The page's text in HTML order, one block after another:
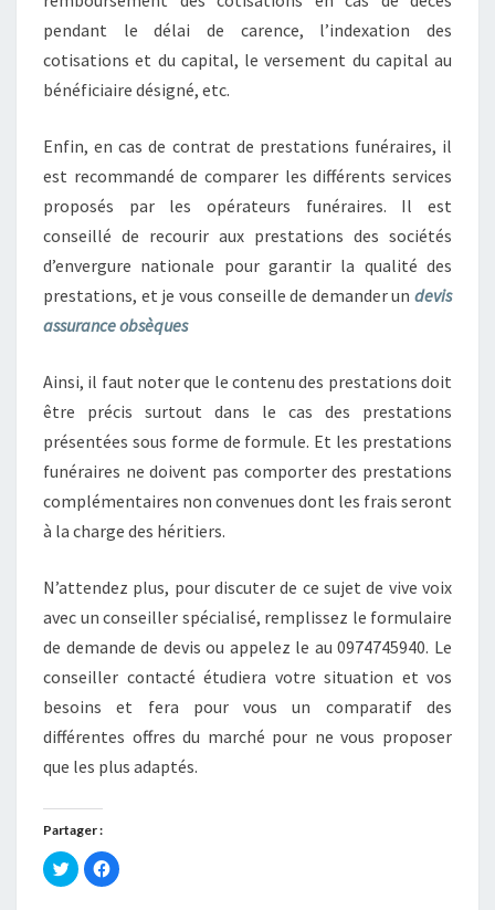
pendant le délai de carence, l’indexation des
cotisations et du capital, le versement du capital au
bénéficiaire désigné, etc.
Enfin, en cas de contrat de prestations funéraires, il
est recommandé de comparer les différents services
proposés par les opérateurs funéraires. Il est
conseillé de recourir aux prestations des sociétés
d’envergure nationale pour garantir la qualité des
prestations, et je vous conseille de demander un devis
assurance obsèques
Ainsi, il faut noter que le contenu des prestations doit
être précis surtout dans le cas des prestations
présentées sous forme de formule. Et les prestations
funéraires ne doivent pas comporter des prestations
complémentaires non convenues dont les frais seront
à la charge des héritiers.
N’attendez plus, pour discuter de ce sujet de vive voix
avec un conseiller spécialisé, remplissez le formulaire
de demande de devis ou appelez le au 0974745940. Le
conseiller contacté étudiera votre situation et vos
besoins et fera pour vous un comparatif des
différentes offres du marché pour ne vous proposer
que les plus adaptés.
Partager :
C
l
C
l